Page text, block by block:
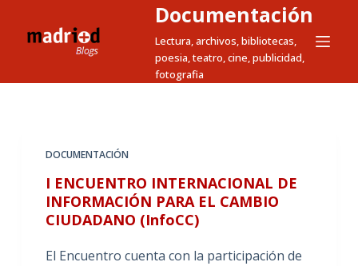
t
Documentación
Lectura, archivos, bibliotecas,
poesia, teatro, cine, publicidad,
fotografia
DOCUMENTACIÓN
I ENCUENTRO INTERNACIONAL DE
INFORMACIÓN PARA EL CAMBIO
CIUDADANO (InfoCC)
El Encuentro cuenta con la participación de